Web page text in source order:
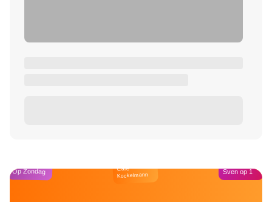
Op Zondag Café
Kockelmann Sven op 1